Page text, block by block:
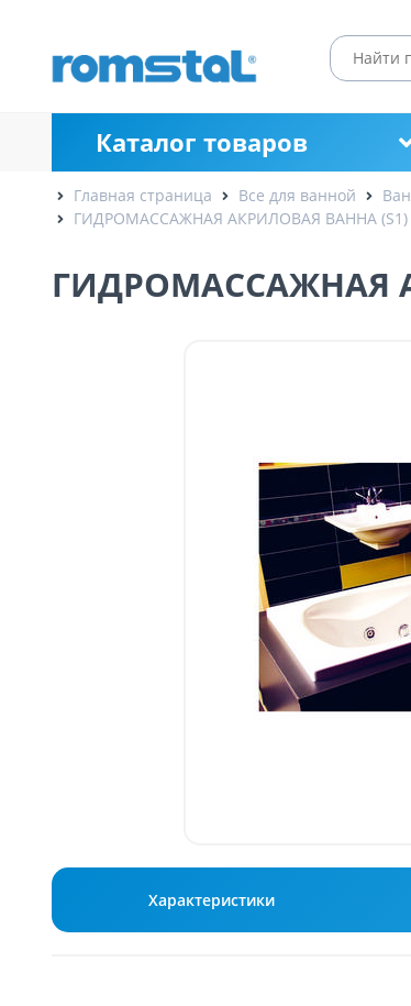
Каталог товаров
Главная страница Все для ванной
ГИДРОМАССАЖНАЯ АКРИЛОВАЯ ВАННА (S1)
ГИДРОМАССАЖНАЯ
Характеристики